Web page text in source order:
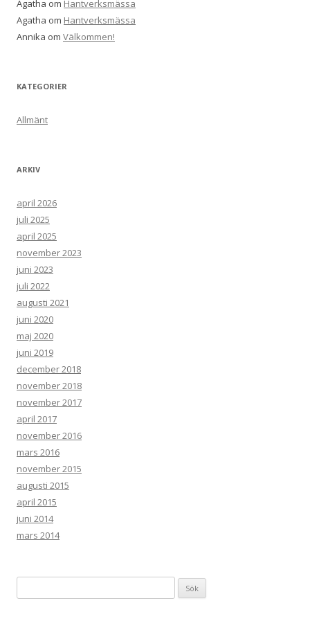
Agatha om Hantverksmässa
Agatha om Hantverksmässa
Annika om Välkommen!
KATEGORIER
Allmänt
ARKIV
april 2026
juli 2025
april 2025
november 2023
juni 2023
juli 2022
augusti 2021
juni 2020
maj 2020
juni 2019
december 2018
november 2018
november 2017
april 2017
november 2016
mars 2016
november 2015
augusti 2015
april 2015
juni 2014
mars 2014
efter: